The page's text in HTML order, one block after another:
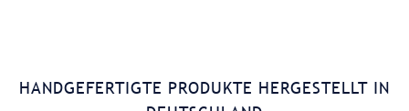
HANDGEFERTIGTE PRODUKTE HERGESTELLT IN